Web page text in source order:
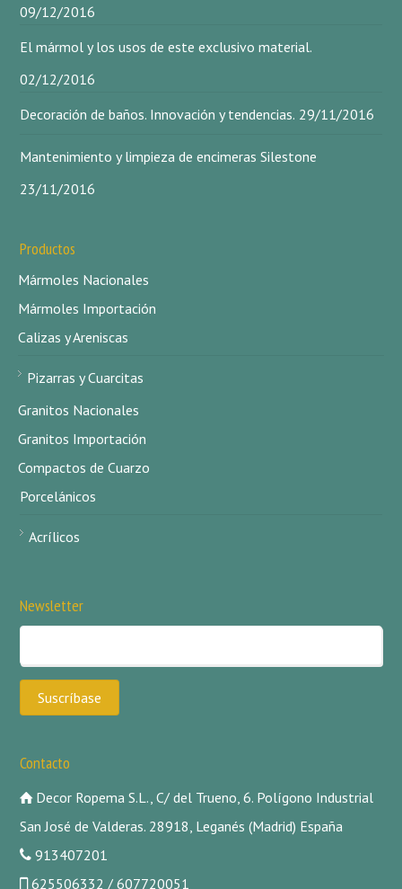
09/12/2016
El mármol y los usos de este exclusivo material.
02/12/2016
Decoración de baños. Innovación y tendencias. 29/11/2016
Mantenimiento y limpieza de encimeras Silestone
23/11/2016
Productos
Mármoles Nacionales
Mármoles Importación
Calizas y Areniscas
Pizarras y Cuarcitas
Granitos Nacionales
Granitos Importación
Compactos de Cuarzo
Porcelánicos
Acrílicos
Newsletter
Contacto
Decor Ropema S.L., C/ del Trueno, 6. Polígono Industrial
San José de Valderas. 28918, Leganés (Madrid) España
913407201
625506332 / 607720051